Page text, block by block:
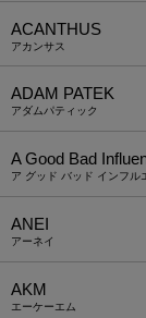
ACANTHUS
アカンサス
ADAM PATEK
アダムパティック
A Good Bad
ア グッド バッド インフル
ANEI
アーネイ
AKM
エーケーエム